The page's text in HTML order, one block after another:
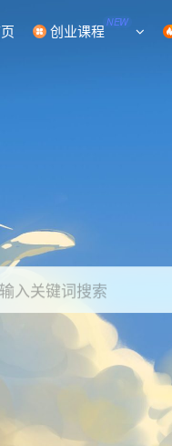
创业课程NEW
输入关键词搜索